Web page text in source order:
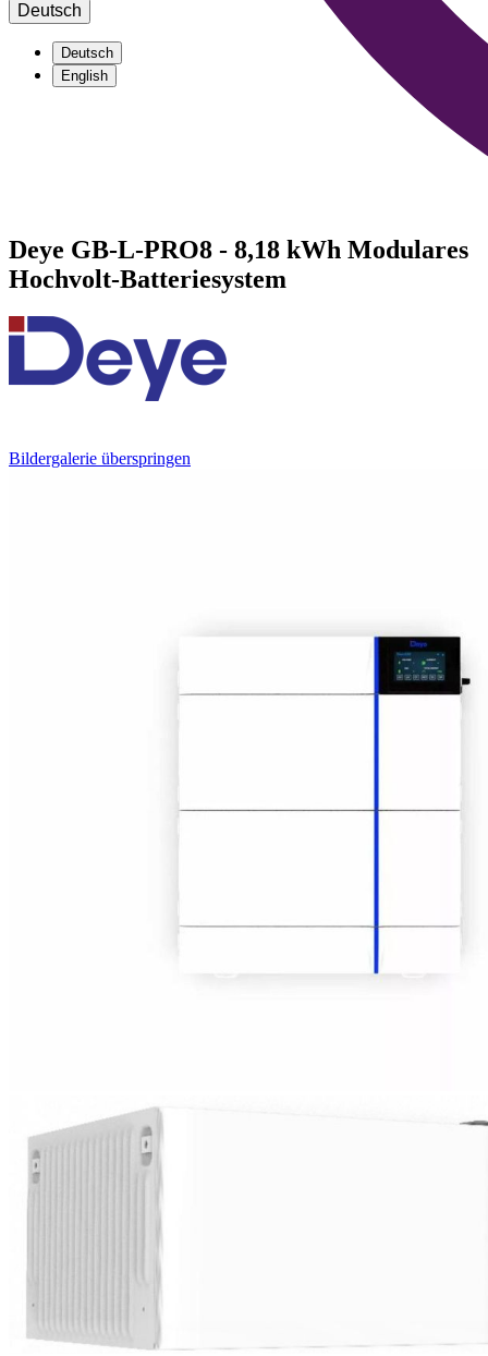
Deutsch
Deutsch
English
Deye GB-L-PRO8 - 8,18 kWh Modulares
Hochvolt-Batteriesystem
Bildergalerie überspringen